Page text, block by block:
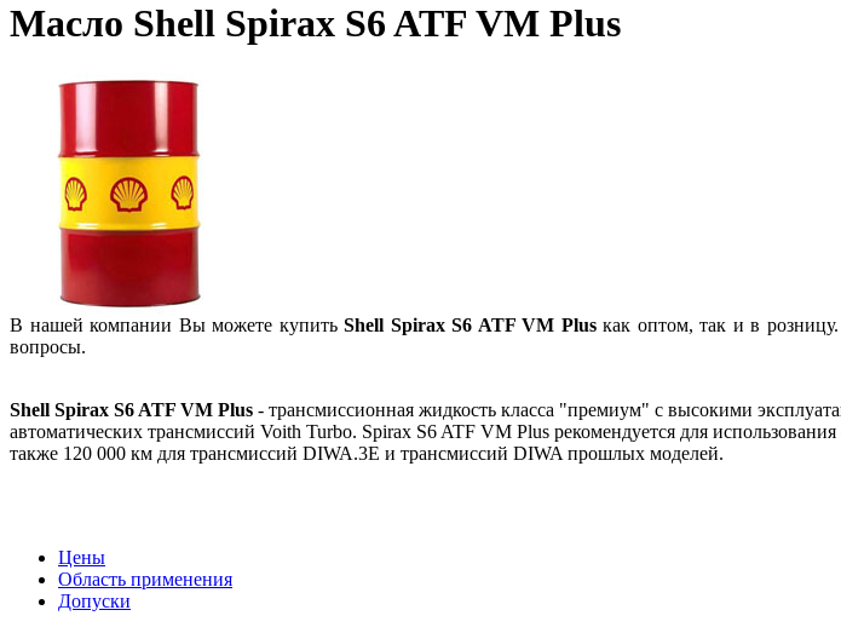
Масло Shell Spirax S6 ATF VM Plus
В нашей компании Вы можете купитьShell Spirax S6 ATF VM Plusкак оптом, так и в
вопросы.
Shell Spirax S6 ATF VM Plus - трансмиссионная жидкость класса "премиум" с высокими
автоматических трансмиссий Voith Turbo. Spirax S6 ATF VM Plus рекомендуется для
также 120 000 км для трансмиссий DIWA.3E и трансмиссий DIWA прошлых моделей.
Цены
Область применения
Допуски